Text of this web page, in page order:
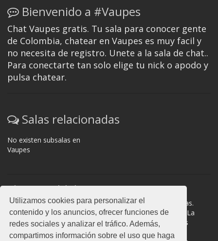
Utilizamos cookies para personalizar el
contenido y los anuncios, ofrecer funciones de
redes sociales y analizar el tráfico. Además,
compartimos información sobre el uso que haga
Bienvenido a #Vaupes
Chat Vaupes gratis. Tu sala para conocer gente
de Colombia, chatear en Vaupes es muy facil y
no necesita de registro. Unete a la sala de chat..
Para conectarte tan solo elige tu nick o apodo y
pulsa chatear.
Salas relacionadas
No existen subsalas en
Vaupes
Normas del chat
#Vaupes es una sala donde participan cientos de personas.
Mantén la educación y compórtate como en la vida real. La
privacidad de los usuarios es muy importante, no facilites
información de terceros. Todas las salas cuentan con